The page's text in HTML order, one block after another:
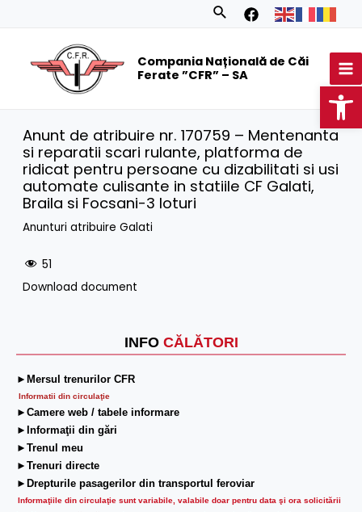
Search
Compania Națională de Căi
Ferate ”CFR” – SA
INFO CĂLĂTORI
►Mersul trenurilor CFR
Informatii din circulaţie
►Camere web / tabele informare
►Informaţii din gări
►Trenul meu
►Trenuri directe
►Drepturile pasagerilor din transportul feroviar
Informaţiile din circulaţie sunt variabile, valabile doar pentru data şi ora solicitării
Anunt de atribuire nr. 170759 – Mentenanta
si reparatii scari rulante, platforma de
ridicat pentru persoane cu dizabilitati si usi
automate culisante in statiile CF Galati,
Braila si Focsani-3 loturi
Anunturi atribuire Galati
51
Download document